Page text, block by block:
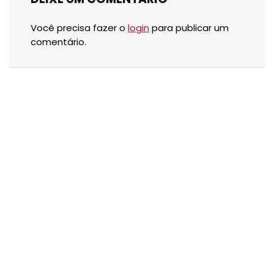
Você precisa fazer o login para publicar um
comentário.